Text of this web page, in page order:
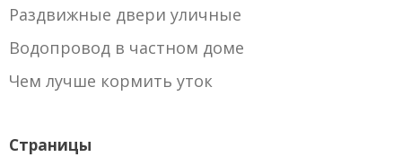
Раздвижные двери уличные
Водопровод в частном доме
Чем лучше кормить уток
Страницы